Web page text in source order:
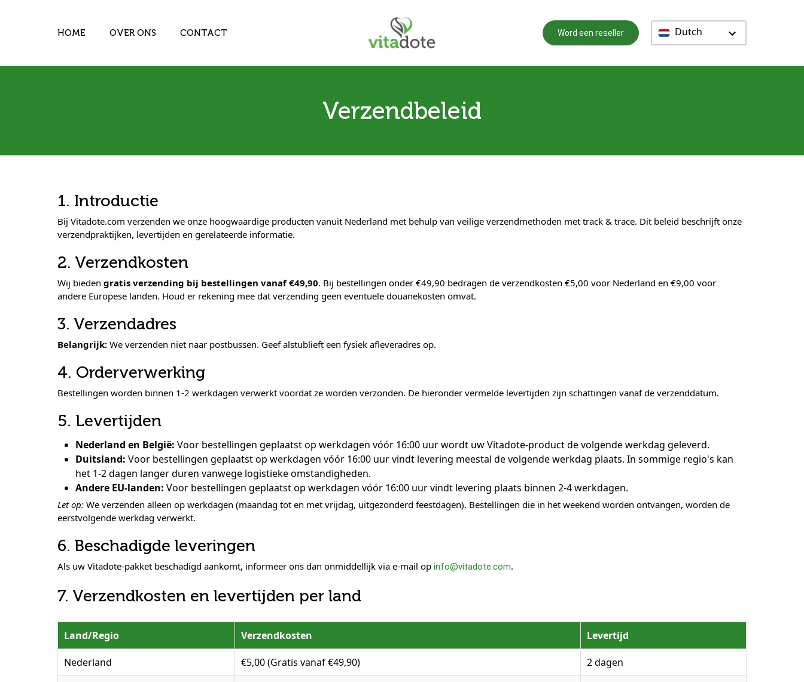
HOME OVER ONS CONTACT Word een reseller Dutch
Verzendbeleid
1. Introductie
Bij Vitadote.com verzenden we onze hoogwaardige producten vanuit Nederland met behulp van veilige verzendmethoden met track & trace. Dit beleid beschrijft onze
verzendpraktijken, levertijden en gerelateerde informatie.
2. Verzendkosten
Wij bieden gratis verzending bij bestellingen vanaf €49,90. Bij bestellingen onder €49,90 bedragen de verzendkosten €5,00 voor Nederland en €9,00 voor
andere Europese landen. Houd er rekening mee dat verzending geen eventuele douanekosten omvat.
3. Verzendadres
Belangrijk: We verzenden niet naar postbussen. Geef alstublieft een fysiek afleveradres op.
4. Orderverwerking
Bestellingen worden binnen 1-2 werkdagen verwerkt voordat ze worden verzonden. De hieronder vermelde levertijden zijn schattingen vanaf de verzenddatum.
5. Levertijden
Nederland en België: Voor bestellingen geplaatst op werkdagen vóór 16:00 uur wordt uw Vitadote-product de volgende werkdag geleverd.
Duitsland: Voor bestellingen geplaatst op werkdagen vóór 16:00 uur vindt levering meestal de volgende werkdag plaats. In sommige regio's kan
het 1-2 dagen langer duren vanwege logistieke omstandigheden.
Andere EU-landen: Voor bestellingen geplaatst op werkdagen vóór 16:00 uur vindt levering plaats binnen 2-4 werkdagen.
Let op: We verzenden alleen op werkdagen (maandag tot en met vrijdag, uitgezonderd feestdagen). Bestellingen die in het weekend worden ontvangen, worden de
eerstvolgende werkdag verwerkt.
6. Beschadigde leveringen
Als uw Vitadote-pakket beschadigd aankomt, informeer ons dan onmiddellijk via e-mail op info@vitadote.com.
7. Verzendkosten en levertijden per land
Land/Regio Verzendkosten Levertijd
Nederland €5,00 (Gratis vanaf €49,90) 2 dagen